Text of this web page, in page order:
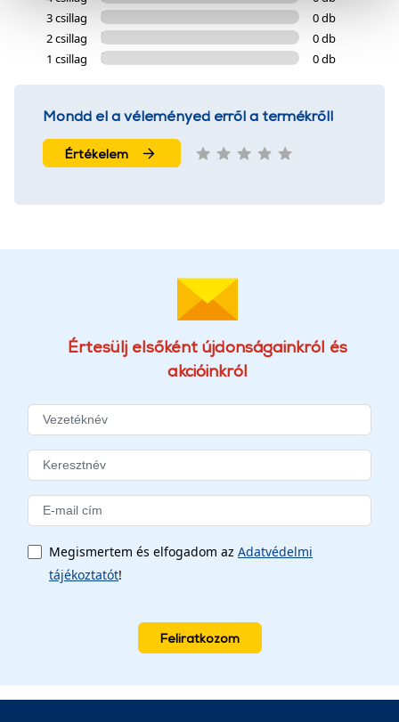
cookie-k személyazonosítására nem alkalmasak,
szolgáltatásaink biztosításához szükségesek. Az oldal
használatával Ön elfogadja a cookie-k használatát.
3 csillag
0 db
2 csillag
0 db
1 csillag
0 db
Mondd el a véleményed erről a termékről!
Értékelem
Értesülj elsőként újdonságainkról és
akcióinkról
Megismertem és elfogadom az Adatvédelmi
tájékoztatót!
Feliratkozom